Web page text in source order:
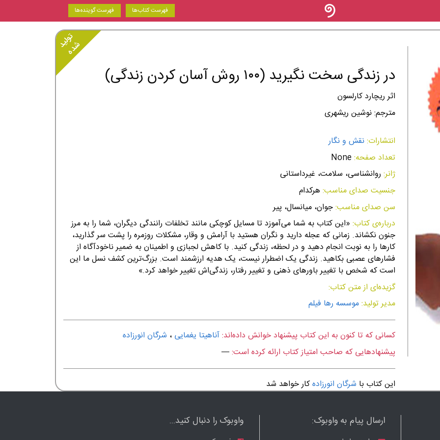
فهرست گوینده‌ها فهرست کتاب‌ها
تولید
شده
در زندگی سخت نگیرید (۱۰۰ روش آسان کردن زندگی)
اثر ریچارد کارلسون
مترجم: نوشین ریشهری
انتشارات:نقش و نگار
تعداد صفحه:None
ژانر:روانشناسی، سلامت، غیر‌داستانی
جنسیت صدای مناسب:هرکدام
سن صدای مناسب:جوان، میانسال، پیر
درباره‌ی کتاب:«این کتاب به شما می‌آموزد تا مسایل کوچکی مانند تخلفات رانندگی دیگران، شما را به مرز
جنون نکشاند. زمانی که عجله دارید و نگران هستید با آرامش و وقار، مشکلات روزمره را پشت سر گذارید،
کارها را به نوبت انجام دهید و در لحظه، زندگی کنید. با کاهش لجبازی و اطمینان به ضمیر ناخودآگاه از
فشارهای عصبی بکاهید. زندگی یک اضطرار نیست، یک هدیه ارزشمند است. بزرگ‌ترین کشف نسل ما این
است که شخص با تغییر باورهای ذهنی و تغییر رفتار، زندگی‌اش تغییر خواهد کرد.»
گزیده‌ای از متن کتاب:
مدیر تولید:موسسه رها فیلم
کسانی که تا کنون به این کتاب پیشنهاد خوانش داده‌اند:آناهیتا یغمایی ، شرگان انورزاده
پیشنهادهایی که صاحب امتیاز کتاب ارائه کرده است:—
این کتاب با شرگان انورزادهکار خواهد شد
ارسال پیام به واوبوک: واوبوک را دنبال کنید...